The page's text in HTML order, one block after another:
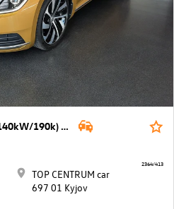
VW Arteon 2.0 TDI 4Motion (140kW/190k) DSG
TOP CENTRUM car
697 01 Kyjov
2364/413